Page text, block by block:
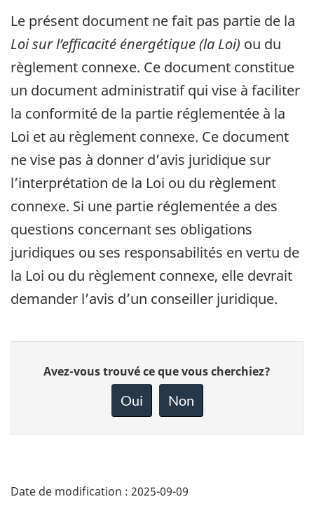
Le présent document ne fait pas partie de la
Loi sur l’efficacité énergétique (la Loi) ou du
règlement connexe. Ce document constitue
un document administratif qui vise à faciliter
la conformité de la partie réglementée à la
Loi et au règlement connexe. Ce document
ne vise pas à donner d’avis juridique sur
l’interprétation de la Loi ou du règlement
connexe. Si une partie réglementée a des
questions concernant ses obligations
juridiques ou ses responsabilités en vertu de
la Loi ou du règlement connexe, elle devrait
demander l’avis d’un conseiller juridique.
Donnez
votre
page
Avez-vous trouvé ce que vous cherchiez?
Oui Non
Date de modification : 2025-09-09